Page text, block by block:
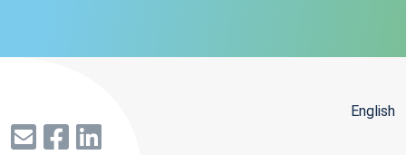
English